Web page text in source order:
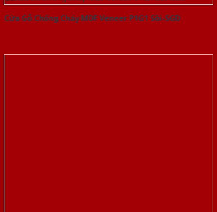
Cửa Gỗ Chống Cháy MDF Veneer P1G1 Sồi-SGD